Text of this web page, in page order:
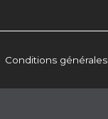
Conditions générales